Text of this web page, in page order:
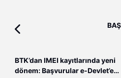
BTK’dan IMEI kayıtlarında yeni
dönem: Başvurular e-Devlet’e